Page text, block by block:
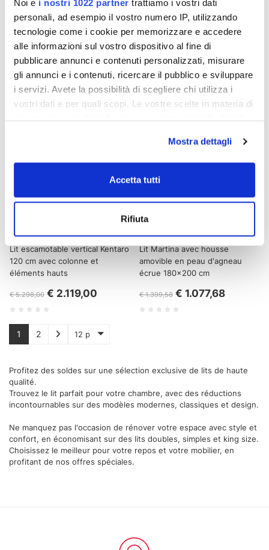
Noi e i nostri 1022 partner trattiamo i vostri dati
personali, ad esempio il vostro numero IP, utilizzando
tecnologie come i cookie per memorizzare e accedere
alle informazioni sul vostro dispositivo al fine di
pubblicare annunci e contenuti personalizzati, misurare
gli annunci e i contenuti, ricercare il pubblico e sviluppare
i servizi. Avete la possibilità di scegliere chi utilizza i
vostri dati e per quali scopi. Le vostre scelte in materia di
modificare o revocare il proprio consenso in qualsiasi
momento dalla Dichiarazione sui cookie o facendo clic
sull'icona di attivazione della privacy.
Con il tuo consenso, vorremmo anche:
raccogliere informazioni sulla tua posizione
geografica, con un'approssimazione di qualche
metro,
Identificare il tuo dispositivo, scansionandolo
attivamente alla ricerca di caratteristiche specifiche
(impronte digitali).
Approfondisci come vengono elaborati i tuoi dati personali
e imposta le tue preferenze nella
modificare o ritirare il tuo consenso in qualsiasi momento
Utilizziamo i cookie per personalizzare contenuti ed
annunci, per fornire funzionalità dei social media e per
analizzare il nostro traffico. Condividiamo inoltre
informazioni sul modo in cui utilizza il nostro sito con i
nostri partner che si occupano di analisi dei dati web,
pubblicità e social media, i quali potrebbero combinarle
con altre informazioni che ha fornito loro o che hanno
Mostra dettagli
Accetta tutti
Rifiuta
Lit escamotable vertical Kentaro
120 cm avec colonne
€ 4.323,00 € 1.729,00
Lit escamotable double
horizontal Kando avec matelas
€ 7.473,00 € 2.989,00
- 60%
Lit escamotable vertical Kentaro
120 cm avec colonne et
éléments hauts
€ 5.298,00 € 2.119,00
- 23%
Lit Martina avec housse
amovible en peau d'agneau
écrue 180x200 cm
€ 1.399,58 € 1.077,68
1 2 12 p
Profitez des soldes sur une sélection exclusive de lits de haute
qualité.
Trouvez le lit parfait pour votre chambre, avec des réductions
incontournables sur des modèles modernes, classiques et design.
Ne manquez pas l'occasion de rénover votre espace avec style et
confort, en économisant sur des lits doubles, simples et king size.
Choisissez le meilleur pour votre repos et votre mobilier, en
profitant de nos offres spéciales.